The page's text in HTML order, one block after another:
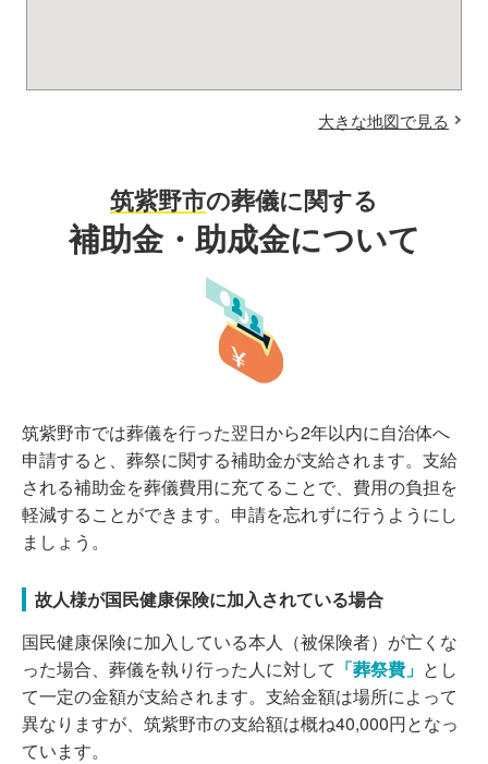
大きな地図で見る
筑紫野市の葬儀に関する
補助金・助成金について
筑紫野市では葬儀を行った翌日から2年以内に自治体へ
申請すると、葬祭に関する補助金が支給されます。支給
される補助金を葬儀費用に充てることで、費用の負担を
軽減することができます。申請を忘れずに行うようにし
ましょう。
故人様が国民健康保険に加入されている場合
国民健康保険に加入している本人（被保険者）が亡くな
った場合、葬儀を執り行った人に対して 「葬祭費」 とし
て一定の金額が支給されます。支給金額は場所によって
異なりますが、筑紫野市の支給額は概ね40,000円となっ
ています。